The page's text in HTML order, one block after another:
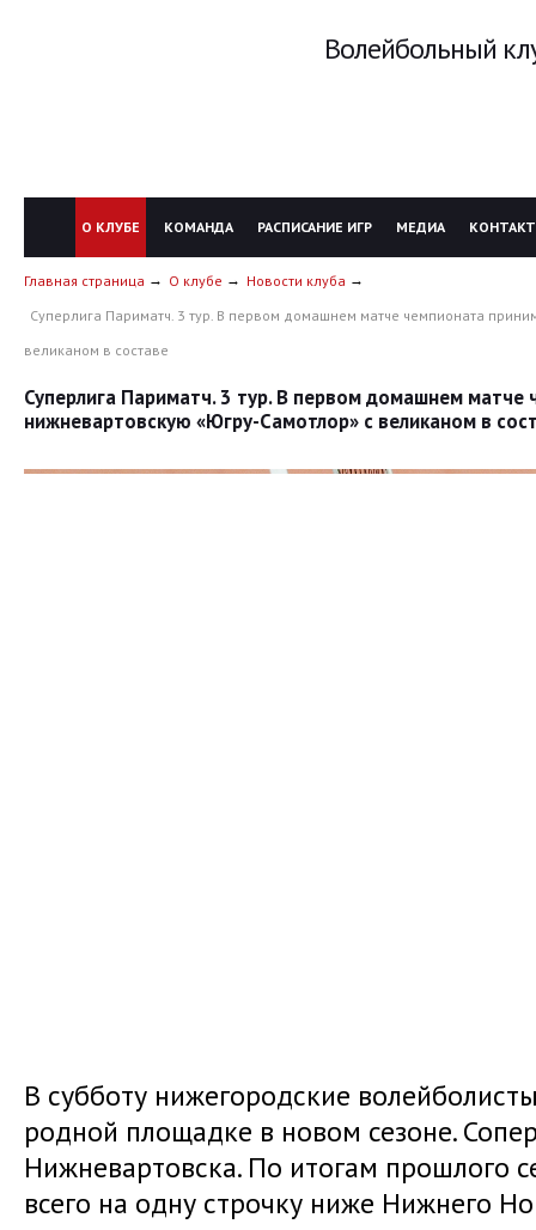
Волейбольный
О КЛУБЕ КОМАНДА РАСПИСАНИЕ ИГР МЕДИА
Главная страница О клубе
Новости клуба
Суперлига Париматч. 3 тур. В первом домашнем матче чемпионата
великаном в составе
Суперлига Париматч. 3 тур. В первом домашнем матче
нижневартовскую «Югру-Самотлор» с великаном в
В субботу нижегородские
родной площадке в новом сезоне.
Нижневартовска. По итогам прошлого
всего на одну строчку ниже Нижнего